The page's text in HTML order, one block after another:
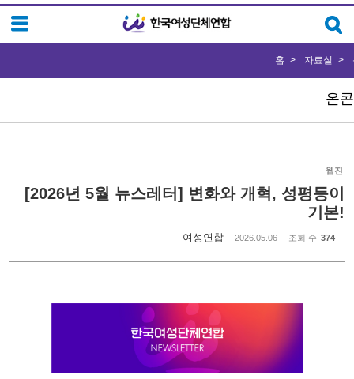
온콘
홈 자료실
웹진
[2026년 5월 뉴스레터] 변화와 개혁, 성평등이
기본!
여성연합 2026.05.06 조회 수 374